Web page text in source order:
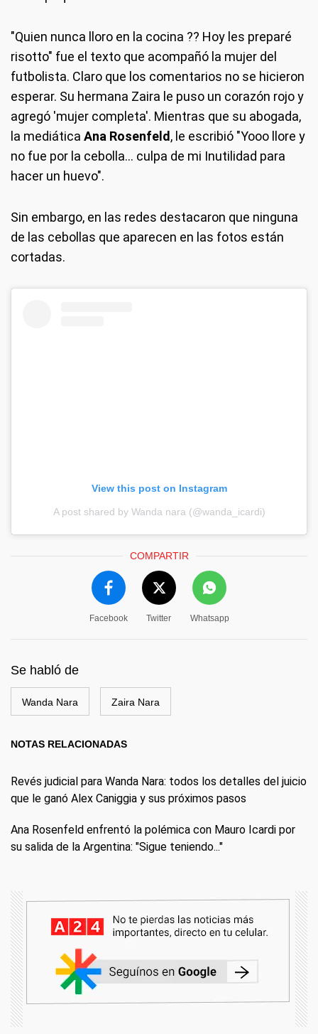
"Quien nunca lloro en la cocina ?? ‍‍Hoy les preparé
risotto" fue el texto que acompañó la mujer del
futbolista. Claro que los comentarios no se hicieron
esperar. Su hermana Zaira le puso un corazón rojo y
agregó 'mujer completa'. Mientras que su abogada,
la mediática Ana Rosenfeld, le escribió "Yooo llore y
no fue por la cebolla... culpa de mi Inutilidad para
hacer un huevo".
Sin embargo, en las redes destacaron que ninguna
de las cebollas que aparecen en las fotos están
cortadas.
View this post on Instagram
A post shared by Wanda nara (@wanda_icardi)
COMPARTIR
Facebook Twitter Whatsapp
Se habló de
Wanda Nara Zaira Nara
NOTAS RELACIONADAS
Revés judicial para Wanda Nara: todos los detalles del juicio
que le ganó Alex Caniggia y sus próximos pasos
Ana Rosenfeld enfrentó la polémica con Mauro Icardi por
su salida de la Argentina: "Sigue teniendo..."